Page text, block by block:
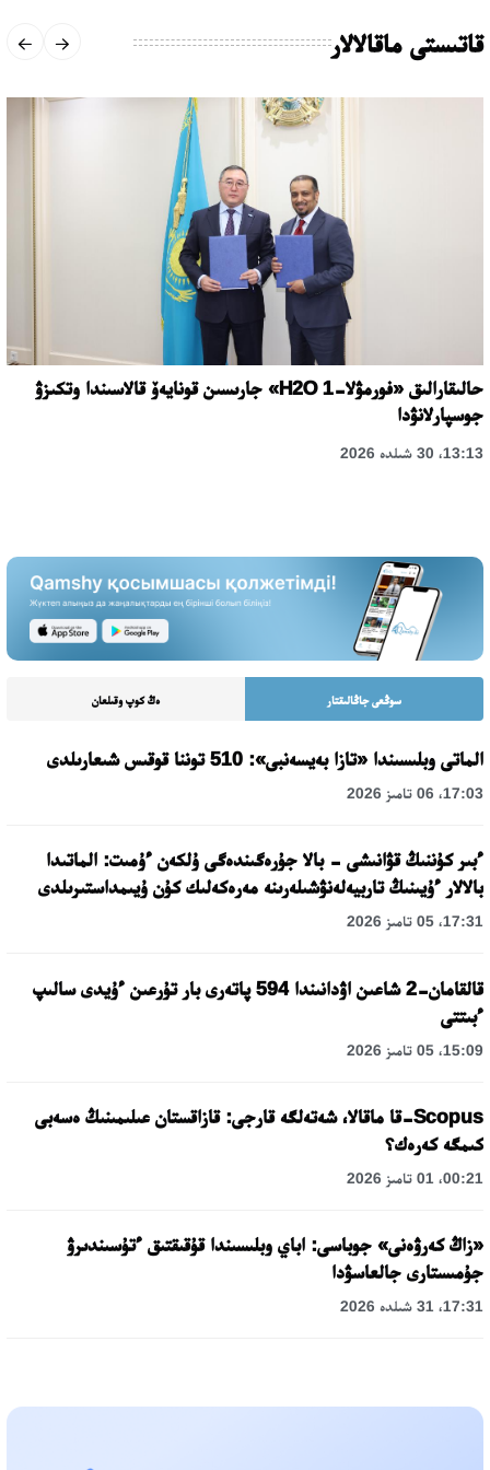
قاتىستى ماقالالار
حالىقارالىق «فورمۋلا-1 H2O» جارىسىن قونايەۆ قالاسىندا وتكىزۋ
جوسپارلانۋدا
13:13، 30 شىلدە 2026
سوڭعى جاڭالىقتار ەڭ كوپ وقىلعان
الماتى وبلىسىندا «تازا بەيسەنبى»: 510 توننا قوقىس شىعارىلدى
17:03، 06 تامىز 2026
ءبىر كۇننىڭ قۋانىشى - بالا جۇرەگىندەگى ۇلكەن ءۇمىت: الماتىدا
بالالار ءۇيىنىڭ تاربيەلەنۋشىلەرىنە مەرەكەلىك كۇن ۇيىمداستىرىلدى
17:31، 05 تامىز 2026
قالقامان-2 شاعىن اۋدانىندا 594 پاتەرى بار تۇرعىن ءۇيدى سالىپ
ءبىتتى
15:09، 05 تامىز 2026
Scopus-قا ماقالا، شەتەلگە قارجى: قازاقستان عىلىمىنىڭ ەسەبى
كىمگە كەرەك؟
00:21، 01 تامىز 2026
«زاڭ كەرۋەنى» جوباسى: اباي وبلىسىندا قۇقىقتىق ءتۇسىندىرۋ
جۇمىستارى جالعاسۋدا
17:31، 31 شىلدە 2026